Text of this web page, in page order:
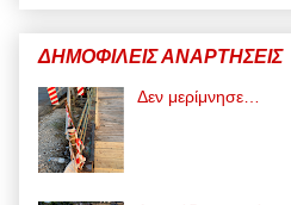
ΔΗΜΟΦΙΛΕΙΣ ΑΝΑΡΤΗΣΕΙΣ
Δεν μερίμνησε…